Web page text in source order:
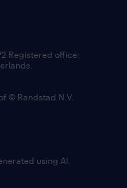
Registered office:
© Randstad N.V.
using AI.